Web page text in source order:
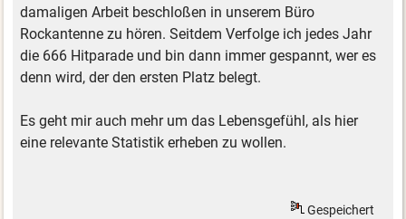
damaligen Arbeit beschloßen in unserem Büro
Rockantenne zu hören. Seitdem Verfolge ich jedes Jahr
die 666 Hitparade und bin dann immer gespannt, wer es
denn wird, der den ersten Platz belegt.
Es geht mir auch mehr um das Lebensgefühl, als hier
eine relevante Statistik erheben zu wollen.
Gespeichert